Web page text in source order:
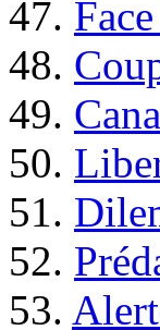
47.
48.
49.
50.
51.
52.
53.